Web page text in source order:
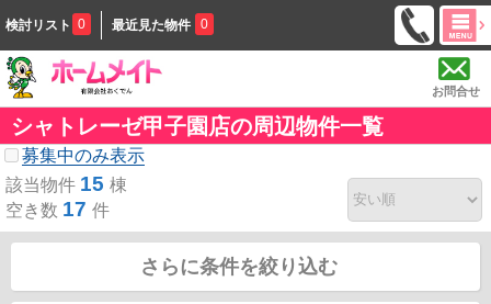
検討リスト 0 最近見た物件 0
お問合せ
シャトレーゼ甲子園店の周辺物件一覧
募集中のみ表示
該当物件 15 棟
空き数 17 件
さらに条件を絞り込む